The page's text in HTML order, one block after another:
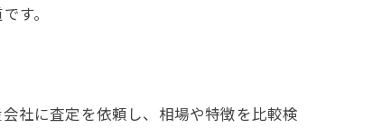
す。
社に査定を依頼し、相場や特徴を比較検